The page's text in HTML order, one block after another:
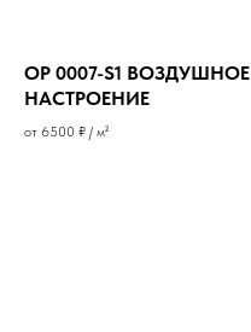
OP 0007-S1 ВОЗДУШНОЕ
НАСТРОЕНИЕ
от 6500 ₽ / м²